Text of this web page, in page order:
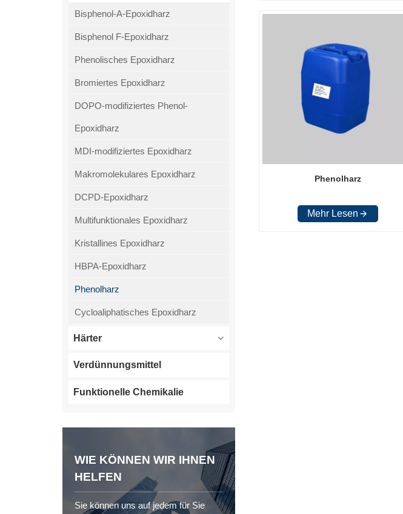
Bisphenol-A-Epoxidharz
Bisphenol F-Epoxidharz
Phenolisches Epoxidharz
Bromiertes Epoxidharz
DOPO-modifiziertes Phenol-
Epoxidharz
MDI-modifiziertes Epoxidharz
Makromolekulares Epoxidharz
DCPD-Epoxidharz
Multifunktionales Epoxidharz
Kristallines Epoxidharz
HBPA-Epoxidharz
Phenolharz
Cycloaliphatisches Epoxidharz
Härter
Verdünnungsmittel
Funktionelle Chemikalie
WIE KÖNNEN WIR IHNEN
HELFEN
Sie können uns auf jedem für Sie
Phenolharz
Mehr Lesen